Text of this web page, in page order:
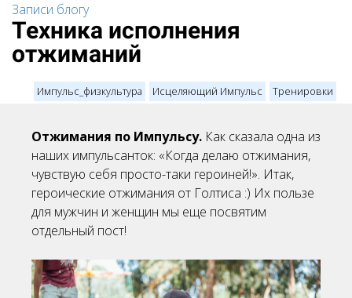
Записи блогу
Техника исполнения
отжиманий
Импульс_физкультура Исцеляющий Импульс Тренировки
Отжимания по Импульсу. Как сказала одна из
наших импульсанток: «Когда делаю отжимания,
чувствую себя просто-таки героиней!». Итак,
героические отжимания от Голтиса :) Их пользе
для мужчин и женщин мы еще посвятим
отдельный пост!